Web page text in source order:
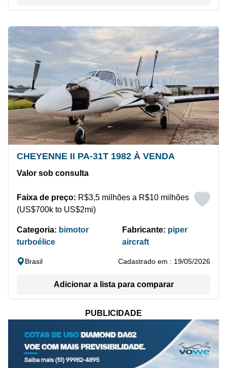
CHEYENNE II PA-31T 1982 À VENDA
Valor sob consulta
Faixa de preço: R$3,5 milhões a R$10 milhões
(US$700k to US$2mi)
Categoria: bimotor
turboélice
Fabricante: piper
aircraft
Brasil Cadastrado em : 19/05/2026
Adicionar a lista para comparar
PUBLICIDADE